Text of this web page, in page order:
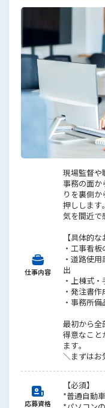
仕事内容
現場監督や
事務の面か
りを裏側
押しします
気を間近で
【具体的な
・工事看
・道路使
出
・上棟式
・発注書作
・事務所
最初から全
得意なこと
ます。
＼まずは
応募資格
【必須】
*普通自動